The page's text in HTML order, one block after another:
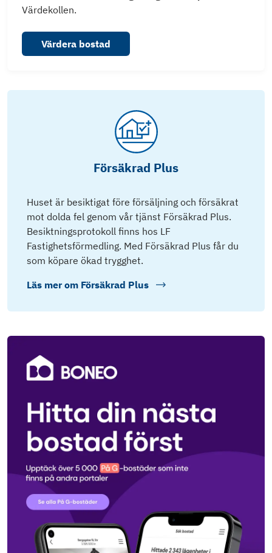
Värdekollen.
Värdera bostad
Försäkrad Plus
Huset är besiktigat före försäljning och försäkrat
mot dolda fel genom vår tjänst Försäkrad Plus.
Besiktningsprotokoll finns hos LF
Fastighetsförmedling. Med Försäkrad Plus får du
som köpare ökad trygghet.
Läs mer om Försäkrad Plus